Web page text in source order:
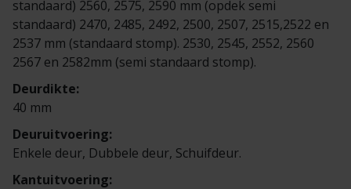
standaard) 2560, 2575, 2590 mm (opdek semi
standaard) 2470, 2485, 2492, 2500, 2507, 2515,2522 en
2537 mm (standaard stomp). 2530, 2545, 2552, 2560
2567 en 2582mm (semi standaard stomp).
Deurdikte:
40 mm
Deuruitvoering:
Enkele deur, Dubbele deur, Schuifdeur.
Kantuitvoering: